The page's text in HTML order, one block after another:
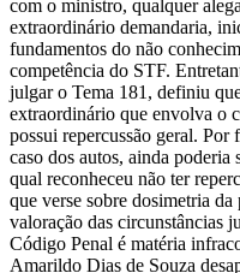
com o ministro, qualquer
extraordinário demandaria,
fundamentos do não
competência do STF.
julgar o Tema 181, definiu
extraordinário que envolva o
possui repercussão geral.
caso dos autos, ainda
qual reconheceu não ter
que verse sobre dosimetria da
valoração das circunstâncias
Código Penal é matéria
Amarildo Dias de Souza